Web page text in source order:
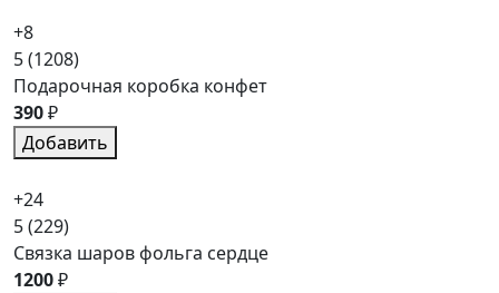
+8
5(1208)
Подарочная коробка конфет
390₽
Добавить
+24
5(229)
Связка шаров фольга сердце
1200₽